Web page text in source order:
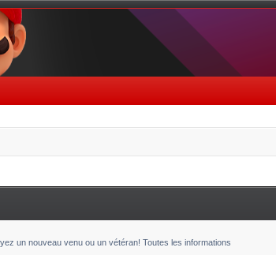
un nouveau venu ou un vétéran! Toutes les informations